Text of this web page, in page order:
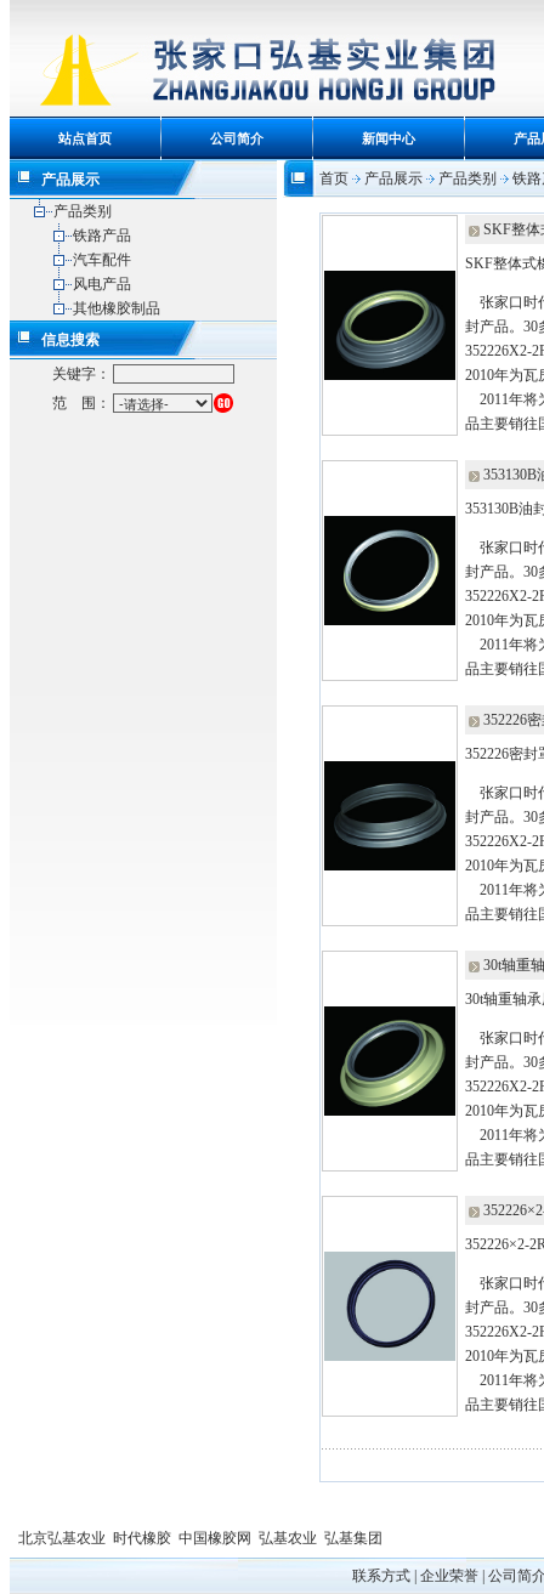
站点首页 公司简介 新闻中心 产品
产品展示
产品类别
铁路产品
汽车配件
风电产品
其他橡胶制品
信息搜索
关键字：
范 围：
首页 产品展示 产品类别 铁
SKF整
SKF整体式
张家口时
封产品。30
352226X2-
2010年为
2011年将
品主要销往
353130B
353130B油
张家口时
封产品。30
352226X2-
2010年为
2011年将
品主要销往
352226
352226密封
张家口时
封产品。30
352226X2-
2010年为
2011年将
品主要销往
30t轴重
30t轴重轴
张家口时
封产品。30
352226X2-
2010年为
2011年将
品主要销往
352226×2-
张家口时
封产品。30
352226X2-
2010年为
2011年将
品主要销往
北京弘基农业 时代橡胶 中国橡胶网 弘基农业 弘基集团
联系方式| 企业荣誉| 公司简